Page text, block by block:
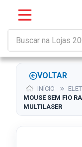
VOLTAR
INÍCIO
MOUSE SEM FIO
MULTILASER